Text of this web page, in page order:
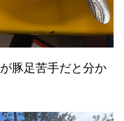
豚足苦手だと分か